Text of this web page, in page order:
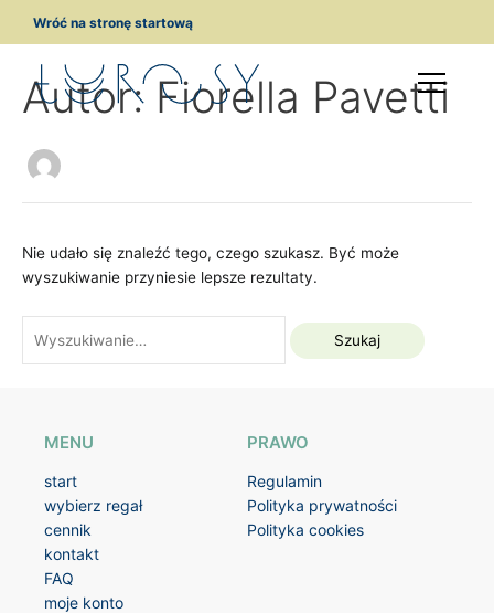
Wróć na stronę startową
Autor: Fiorella Pavetti
Nie udało się znaleźć tego, czego szukasz. Być może
wyszukiwanie przyniesie lepsze rezultaty.
MENU
start
wybierz regał
cennik
kontakt
FAQ
moje konto
PRAWO
Regulamin
Polityka prywatności
Polityka cookies